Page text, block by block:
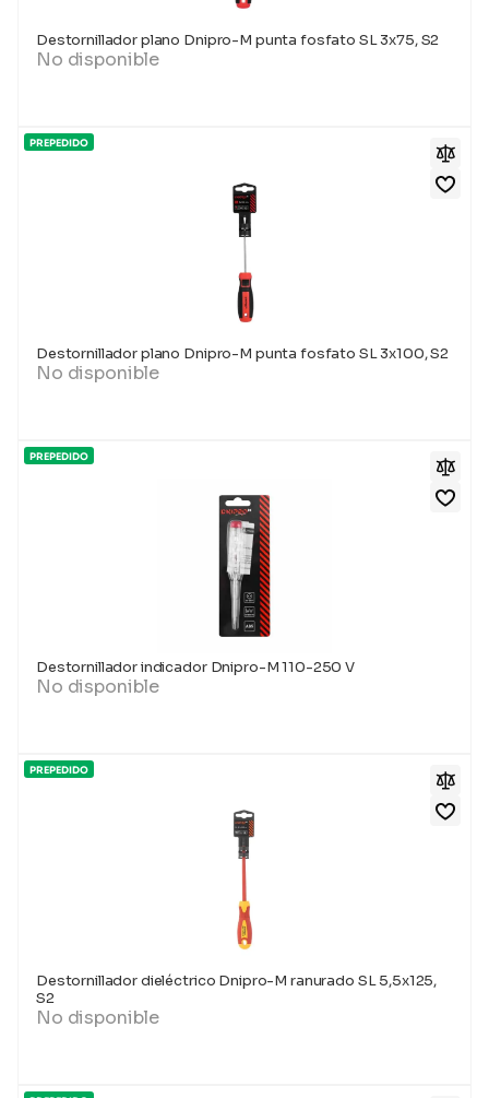
Destornillador plano Dnipro-M punta fosfato SL 3x75, S2
No disponible
PREPEDIDO
Destornillador plano Dnipro-M punta fosfato SL 3x100, S2
No disponible
PREPEDIDO
Destornillador indicador Dnipro-M 110-250 V
No disponible
PREPEDIDO
Destornillador dieléctrico Dnipro-M ranurado SL 5,5x125,
S2
No disponible